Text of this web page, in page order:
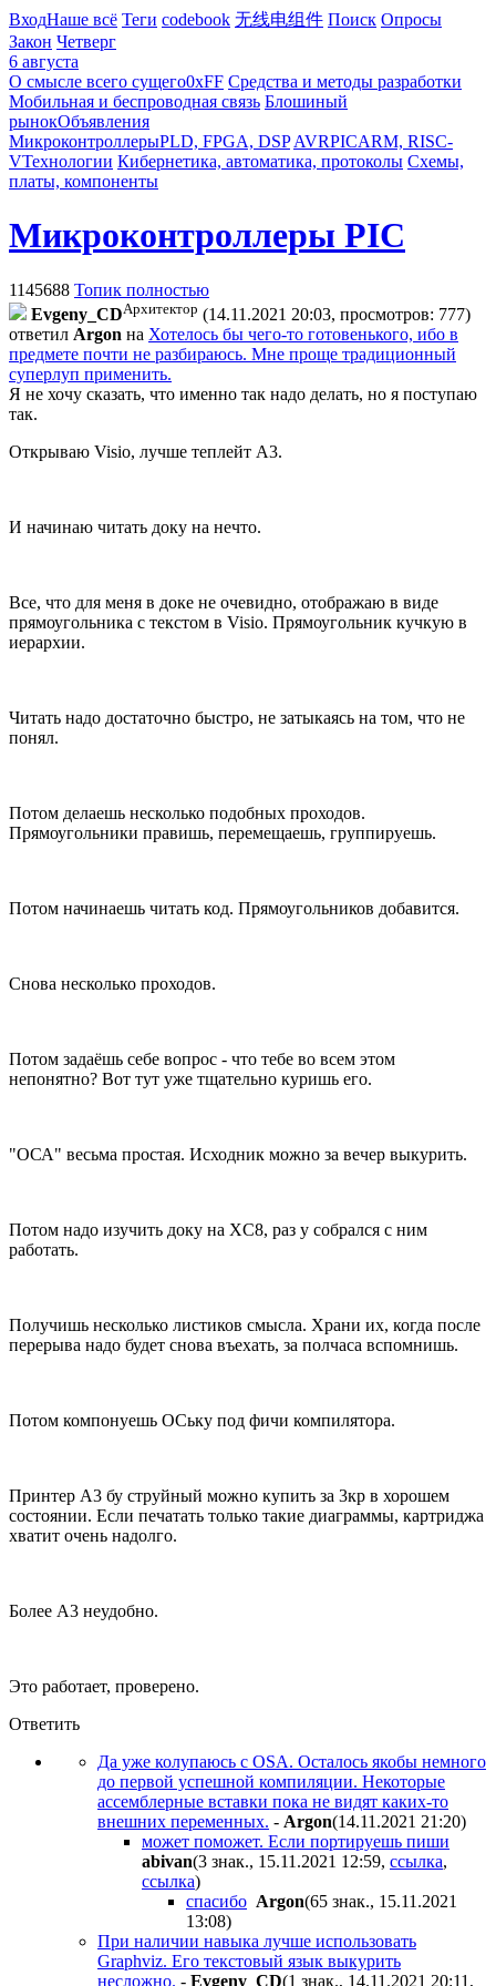
ВходНаше всё Теги codebook 无线电组件 Поиск Опросы
Закон Четверг
6 августа
О смысле всего сущего0xFF Средства и методы разработки
Мобильная и беспроводная связь Блошиный
рынокОбъявления
МикроконтроллерыPLD, FPGA, DSP AVRPICARM, RISC-
VТехнологии Кибернетика, автоматика, протоколы Схемы,
платы, компоненты
Микроконтроллеры PIC
1145688 Топик полностью
Evgeny_CDАрхитектор (14.11.2021 20:03, просмотров: 777)
ответил Argon на Хотелось бы чего-то готовенького, ибо в
предмете почти не разбираюсь. Мне проще традиционный
суперлуп применить.
Я не хочу сказать, что именно так надо делать, но я поступаю
так.
Открываю Visio, лучше теплейт А3.
И начинаю читать доку на нечто.
Все, что для меня в доке не очевидно, отображаю в виде
прямоугольника с текстом в Visio. Прямоугольник кучкую в
иерархии.
Читать надо достаточно быстро, не затыкаясь на том, что не
понял.
Потом делаешь несколько подобных проходов.
Прямоугольники правишь, перемещаешь, группируешь.
Потом начинаешь читать код. Прямоугольников добавится.
Снова несколько проходов.
Потом задаёшь себе вопрос - что тебе во всем этом
непонятно? Вот тут уже тщательно куришь его.
"ОСА" весьма простая. Исходник можно за вечер выкурить.
Потом надо изучить доку на XC8, раз у собрался с ним
работать.
Получишь несколько листиков смысла. Храни их, когда после
перерыва надо будет снова въехать, за полчаса вспомнишь.
Потом компонуешь ОСьку под фичи компилятора.
Принтер А3 бу струйный можно купить за 3кр в хорошем
состоянии. Если печатать только такие диаграммы, картриджа
хватит очень надолго.
Более А3 неудобно.
Это работает, проверено.
Ответить
Да уже колупаюсь с OSA. Осталось якобы немного
до первой успешной компиляции. Некоторые
ассемблерные вставки пока не видят каких-то
внешних переменных. - Argon(14.11.2021 21:20)
может поможет. Если портируешь пиши
abivan(3 знак., 15.11.2021 12:59, ссылка,
ссылка)
спасибо Argon(65 знак., 15.11.2021
13:08)
При наличии навыка лучше использовать
Graphviz. Его текстовый язык выкурить
несложно. - Evgeny_CD(1 знак., 14.11.2021 20:11 ,